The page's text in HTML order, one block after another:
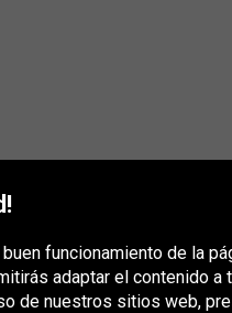
funcionamiento de la
adaptar el contenido
de nuestros sitios web,